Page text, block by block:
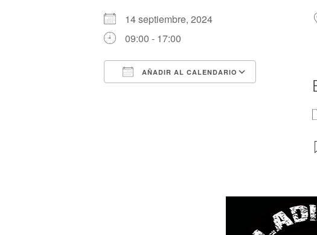
14 septiembre, 2024
09:00 - 17:00
AÑADIR AL CALENDARIO
Google